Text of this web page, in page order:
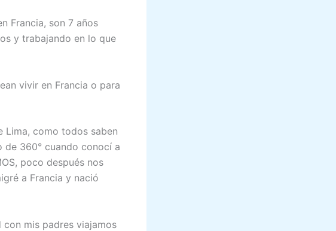
Francia, son 7 años
y trabajando en lo que
vivir en Francia o para
Lima, como todos saben
360° cuando conocí a
poco después nos
a Francia y nació
con mis padres viajamos